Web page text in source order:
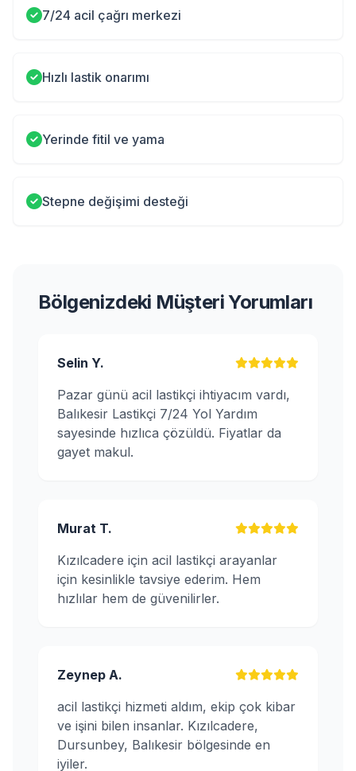
7/24 acil çağrı merkezi
Hızlı lastik onarımı
Yerinde fitil ve yama
Stepne değişimi desteği
Bölgenizdeki Müşteri Yorumları
Selin Y.
Pazar günü acil lastikçi ihtiyacım vardı,
Balıkesir Lastikçi 7/24 Yol Yardım
sayesinde hızlıca çözüldü. Fiyatlar da
gayet makul.
Murat T.
Kızılcadere için acil lastikçi arayanlar
için kesinlikle tavsiye ederim. Hem
hızlılar hem de güvenilirler.
Zeynep A.
acil lastikçi hizmeti aldım, ekip çok kibar
ve işini bilen insanlar. Kızılcadere,
Dursunbey, Balıkesir bölgesinde en
iyiler.